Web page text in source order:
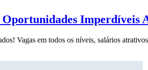
Imperdíveis
Vagas em todos os níveis, salários